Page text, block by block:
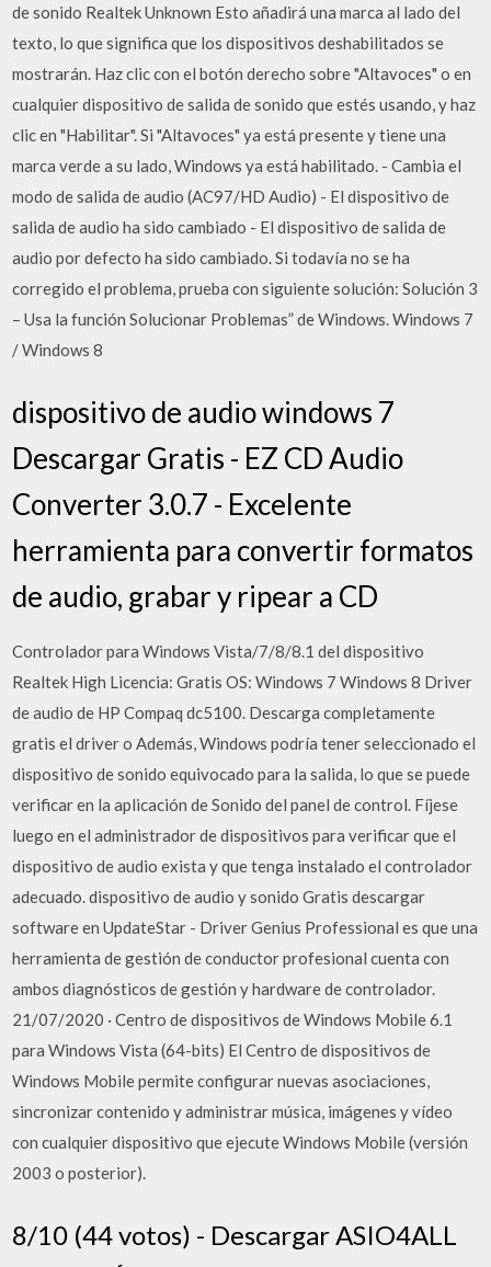
de sonido Realtek Unknown Esto añadirá una marca al lado del
texto, lo que significa que los dispositivos deshabilitados se
mostrarán. Haz clic con el botón derecho sobre "Altavoces" o en
cualquier dispositivo de salida de sonido que estés usando, y haz
clic en "Habilitar". Si "Altavoces" ya está presente y tiene una
marca verde a su lado, Windows ya está habilitado. - Cambia el
modo de salida de audio (AC97/HD Audio) - El dispositivo de
salida de audio ha sido cambiado - El dispositivo de salida de
audio por defecto ha sido cambiado. Si todavía no se ha
corregido el problema, prueba con siguiente solución: Solución 3
– Usa la función Solucionar Problemas” de Windows. Windows 7
/ Windows 8
dispositivo de audio windows 7
Descargar Gratis - EZ CD Audio
Converter 3.0.7 - Excelente
herramienta para convertir formatos
de audio, grabar y ripear a CD
Controlador para Windows Vista/7/8/8.1 del dispositivo
Realtek High Licencia: Gratis OS: Windows 7 Windows 8 Driver
de audio de HP Compaq dc5100. Descarga completamente
gratis el driver o Además, Windows podría tener seleccionado el
dispositivo de sonido equivocado para la salida, lo que se puede
verificar en la aplicación de Sonido del panel de control. Fíjese
luego en el administrador de dispositivos para verificar que el
dispositivo de audio exista y que tenga instalado el controlador
adecuado. dispositivo de audio y sonido Gratis descargar
software en UpdateStar - Driver Genius Professional es que una
herramienta de gestión de conductor profesional cuenta con
ambos diagnósticos de gestión y hardware de controlador.
21/07/2020 · Centro de dispositivos de Windows Mobile 6.1
para Windows Vista (64-bits) El Centro de dispositivos de
Windows Mobile permite configurar nuevas asociaciones,
sincronizar contenido y administrar música, imágenes y vídeo
con cualquier dispositivo que ejecute Windows Mobile (versión
2003 o posterior).
8/10 (44 votos) - Descargar ASIO4ALL